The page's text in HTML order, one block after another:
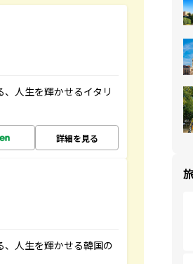
人生を輝かせるイタリ
詳細を見る
人生を輝かせる韓国の